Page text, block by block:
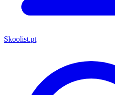
Skoolist.pt